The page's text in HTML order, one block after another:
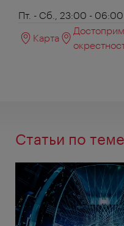
Пт. - Сб., 23:00 - 06:00
Карта
Статьи по теме